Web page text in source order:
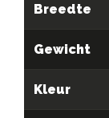
Breedte
Gewicht
Kleur